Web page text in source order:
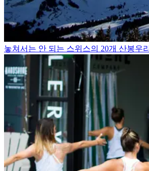
놓쳐서는 안 되는 스위스의 20개 산봉우리